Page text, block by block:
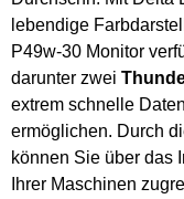
lebendige
P49w-30 Monitor
darunter zwei
extrem schnelle
ermöglichen. Durch
können Sie über das
Ihrer Maschinen